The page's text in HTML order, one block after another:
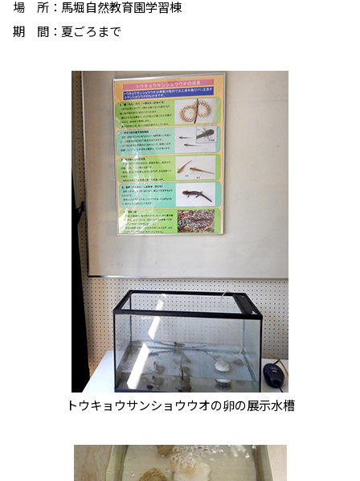
場 所：馬堀自然教育園学習棟
期 間：夏ごろまで
トウキョウサンショウウオの卵の展示水槽